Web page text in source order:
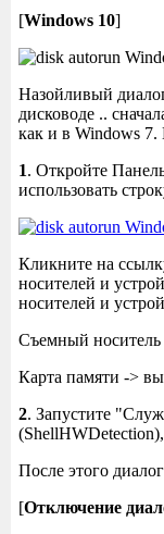
[Windows 10]
Назойливый
дисководе ..
как и в Windows
1. Откройте
использовать
Кликните на
носителей и
носителей и
Съемный
Карта памяти ->
2. Запустите
После этого
[Отключение